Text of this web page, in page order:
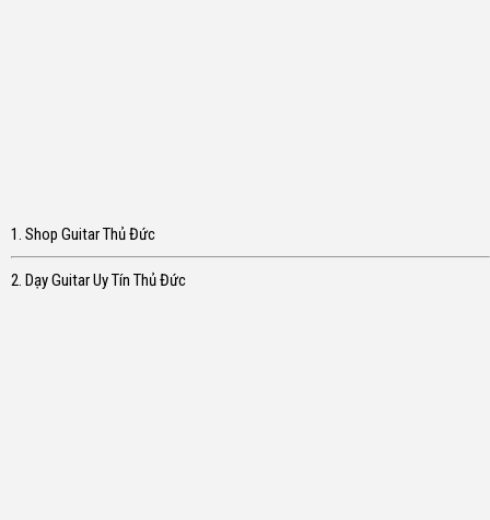
1. Shop Guitar Thủ Đức
2. Dạy Guitar Uy Tín Thủ Đức